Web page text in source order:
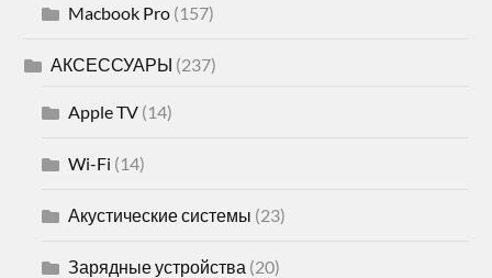
Macbook Pro (157)
АКСЕССУАРЫ (237)
Apple TV (14)
Wi-Fi (14)
Акустические системы (23)
Зарядные устройства (20)